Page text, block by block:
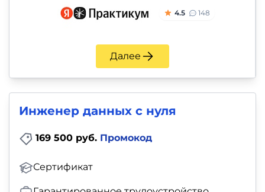
4.5 148
Далее
Инженер данных с нуля
169 500 руб. Промокод
Сертификат